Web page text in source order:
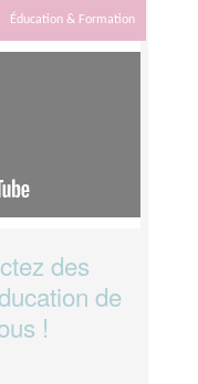
Éducation & Formation
des
de
!